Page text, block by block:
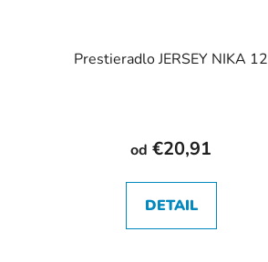
Prestieradlo JERSEY NIKA 12
od €20,91
DETAIL